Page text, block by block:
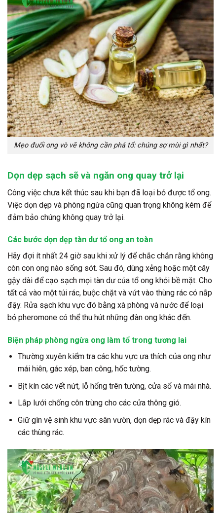
Mẹo đuổi ong vò vẽ không cần phá tổ: chúng sợ mùi gì nhất?
Dọn dẹp sạch sẽ và ngăn ong quay trở lại
Công việc chưa kết thúc sau khi bạn đã loại bỏ được tổ ong.
Việc dọn dẹp và phòng ngừa cũng quan trọng không kém để
đảm bảo chúng không quay trở lại.
Các bước dọn dẹp tàn dư tổ ong an toàn
Hãy đợi ít nhất 24 giờ sau khi xử lý để chắc chắn rằng không
còn con ong nào sống sót. Sau đó, dùng xẻng hoặc một cây
gậy dài để cạo sạch mọi tàn dư của tổ ong khỏi bề mặt. Cho
tất cả vào một túi rác, buộc chặt và vứt vào thùng rác có nắp
đậy. Rửa sạch khu vực đó bằng xà phòng và nước để loại
bỏ pheromone có thể thu hút những đàn ong khác đến.
Biện pháp phòng ngừa ong làm tổ trong tương lai
Thường xuyên kiểm tra các khu vực ưa thích của ong như
mái hiên, gác xép, ban công, hốc tường.
Bịt kín các vết nứt, lỗ hổng trên tường, cửa sổ và mái nhà.
Lắp lưới chống côn trùng cho các cửa thông gió.
Giữ gìn vệ sinh khu vực sân vườn, dọn dẹp rác và đậy kín
các thùng rác.